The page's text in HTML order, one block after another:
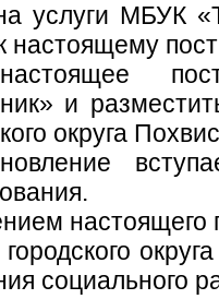
услуги МБУК
настоящему
и
округа
настоящего
социального